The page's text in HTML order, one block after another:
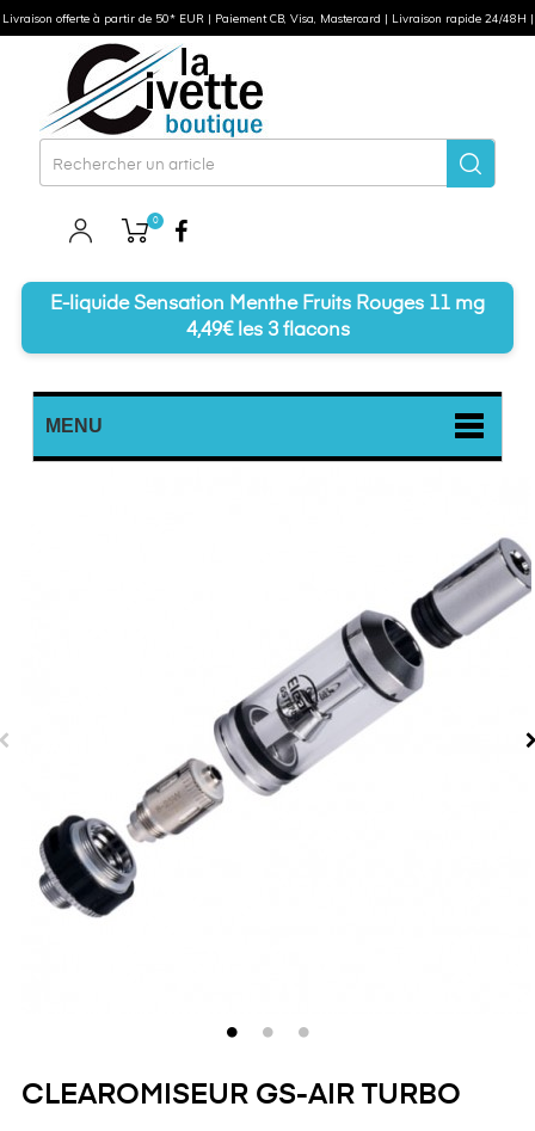
0
E-liquide Sensation Menthe Fruits Rouges 11 mg
4,49€ les 3 flacons
MENU
CLEAROMISEUR GS-AIR TURBO
Livraison offerte à partir de 50* EUR | Paiement CB, Visa, Mastercard | Livraison rapide 24/48H |